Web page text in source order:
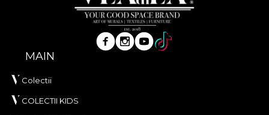
MAIN
Colectii
COLECTII KIDS